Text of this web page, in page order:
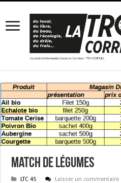
Match de légumes
LTC 45 Laisser un commentaire